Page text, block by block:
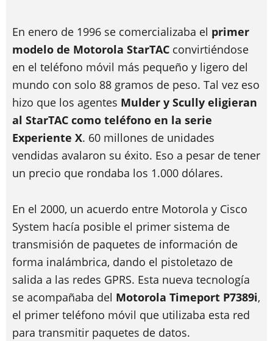
En enero de 1996 se comercializaba el primer
modelo de Motorola StarTAC convirtiéndose
en el teléfono móvil más pequeño y ligero del
mundo con solo 88 gramos de peso. Tal vez eso
hizo que los agentes Mulder y Scully eligieran
al StarTAC como teléfono en la serie
Experiente X. 60 millones de unidades
vendidas avalaron su éxito. Eso a pesar de tener
un precio que rondaba los 1.000 dólares.
En el 2000, un acuerdo entre Motorola y Cisco
System hacía posible el primer sistema de
transmisión de paquetes de información de
forma inalámbrica, dando el pistoletazo de
salida a las redes GPRS. Esta nueva tecnología
se acompañaba del Motorola Timeport P7389i,
el primer teléfono móvil que utilizaba esta red
para transmitir paquetes de datos.